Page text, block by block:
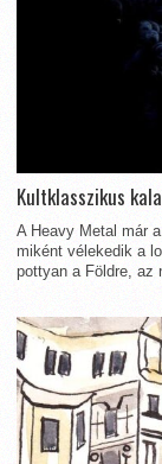
Kultklasszikus
A Heavy Metal már
miként vélekedik a
pottyan a Földre, az